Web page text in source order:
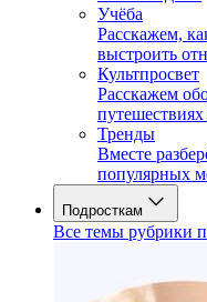
Учёба
Расскажем,
выстроить
Культпросвет
Расскажем
Тренды
Вместе
популярных
Подросткам
Все темы рубрики